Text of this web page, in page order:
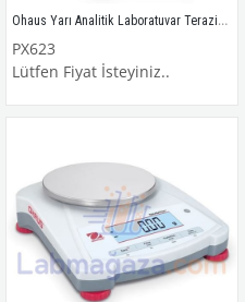
Ohaus Yarı Analitik Laboratuvar Terazisi / PX623
PX623
Lütfen Fiyat İsteyiniz..